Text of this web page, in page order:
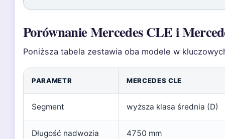
Porównanie Mercedes CLE i
Poniższa tabela zestawia oba modele w
PARAMETR MERCEDES CLE
Segment wyższa klasa średnia (D)
Długość nadwozia 4750 mm